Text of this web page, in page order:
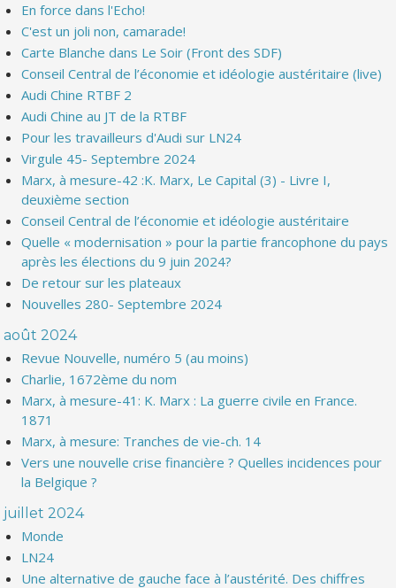
En force dans l'Echo!
C'est un joli non, camarade!
Carte Blanche dans Le Soir (Front des SDF)
Conseil Central de l’économie et idéologie austéritaire (live)
Audi Chine RTBF 2
Audi Chine au JT de la RTBF
Pour les travailleurs d'Audi sur LN24
Virgule 45- Septembre 2024
Marx, à mesure-42 :K. Marx, Le Capital (3) - Livre I,
deuxième section
Conseil Central de l’économie et idéologie austéritaire
Quelle « modernisation » pour la partie francophone du pays
après les élections du 9 juin 2024?
De retour sur les plateaux
Nouvelles 280- Septembre 2024
août 2024
Revue Nouvelle, numéro 5 (au moins)
Charlie, 1672ème du nom
Marx, à mesure-41: K. Marx : La guerre civile en France.
1871
Marx, à mesure: Tranches de vie-ch. 14
Vers une nouvelle crise financière ? Quelles incidences pour
la Belgique ?
juillet 2024
Monde
LN24
Une alternative de gauche face à l’austérité. Des chiffres